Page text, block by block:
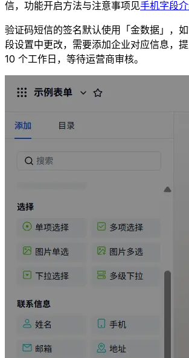
信，功能开启方法与注意事项见手机字段
验证码短信的签名默认使用「金数据」，
段设置中更改，需要添加企业对应信息，
10 个工作日，等待运营商审核。